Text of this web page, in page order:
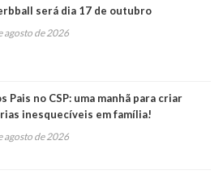
será dia 17 de outubro
agosto de 2026
Pais no CSP: uma manhã para criar
inesquecíveis em família!
agosto de 2026